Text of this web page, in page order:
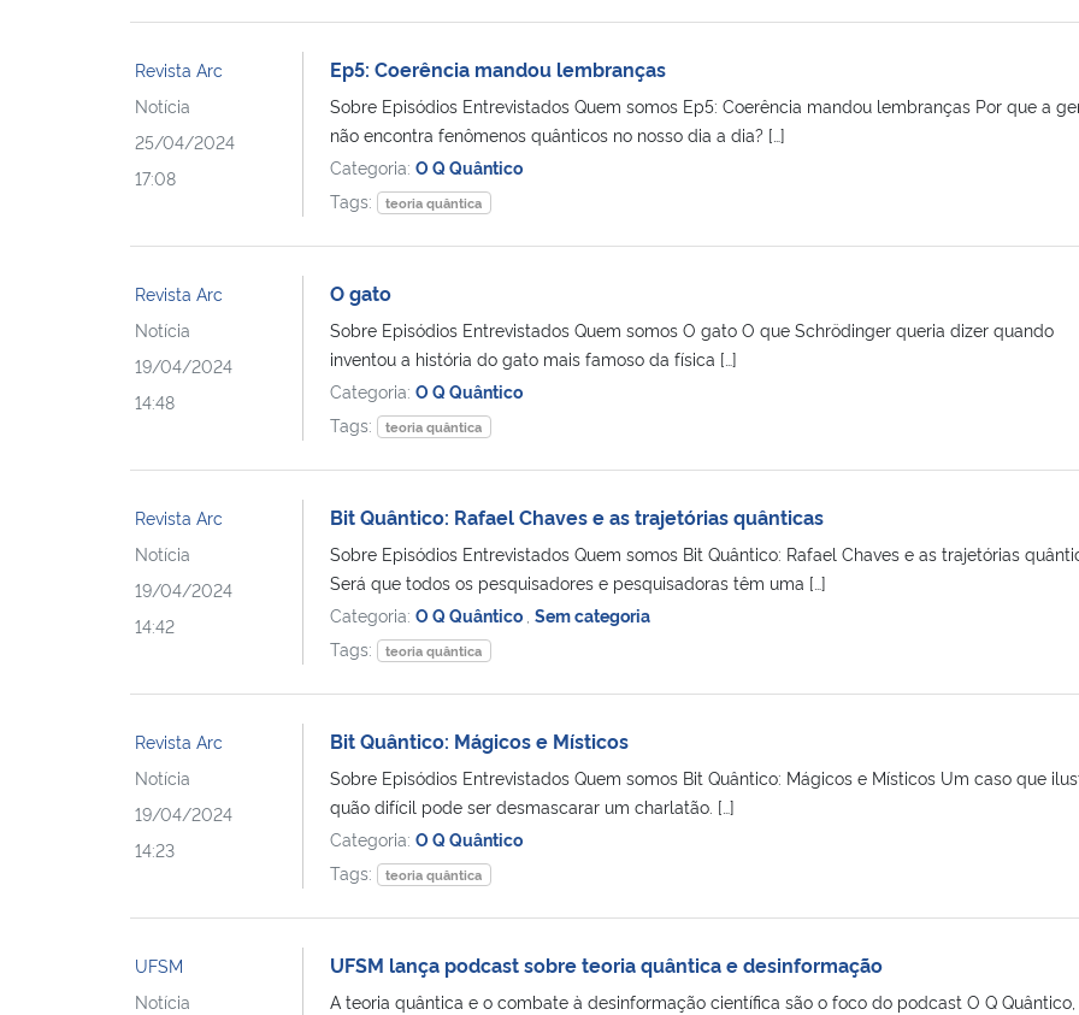
Revista Arc
Notícia
25/04/2024
17:08
Ep5: Coerência mandou lembranças
Sobre Episódios Entrevistados Quem somos Ep5: Coerência mandou lembranças Por que a
não encontra fenômenos quânticos no nosso dia a dia? […]
Categoria: O Q Quântico
Tags:
teoria quântica
Revista Arc
Notícia
19/04/2024
14:48
O gato
Sobre Episódios Entrevistados Quem somos O gato O que Schrödinger queria dizer quando
inventou a história do gato mais famoso da física […]
Categoria: O Q Quântico
Tags:
teoria quântica
Revista Arc
Notícia
19/04/2024
14:42
Bit Quântico: Rafael Chaves e as trajetórias quânticas
Sobre Episódios Entrevistados Quem somos Bit Quântico: Rafael Chaves e as trajetórias
Será que todos os pesquisadores e pesquisadoras têm uma […]
Categoria: O Q Quântico Sem categoria
Tags:
teoria quântica
Revista Arc
Notícia
19/04/2024
14:23
Bit Quântico: Mágicos e Místicos
Sobre Episódios Entrevistados Quem somos Bit Quântico: Mágicos e Místicos Um caso que
quão difícil pode ser desmascarar um charlatão. […]
Categoria: O Q Quântico
Tags:
teoria quântica
UFSM
Notícia
UFSM lança podcast sobre teoria quântica e desinformação
A teoria quântica e o combate à desinformação científica são o foco do podcast O Q Quântico,